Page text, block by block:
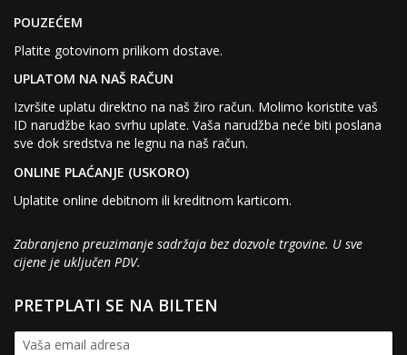
POUZEĆEM
Platite gotovinom prilikom dostave.
UPLATOM NA NAŠ RAČUN
Izvršite uplatu direktno na naš žiro račun. Molimo koristite vaš
ID narudžbe kao svrhu uplate. Vaša narudžba neće biti poslana
sve dok sredstva ne legnu na naš račun.
ONLINE PLAĆANJE (USKORO)
Uplatite online debitnom ili kreditnom karticom.
Zabranjeno preuzimanje sadržaja bez dozvole trgovine. U sve
cijene je uključen PDV.
PRETPLATI SE NA BILTEN